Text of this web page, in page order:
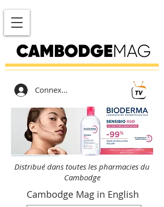
Connexion
Distribué dans toutes les pharmacies du
Cambodge
Cambodge Mag in English